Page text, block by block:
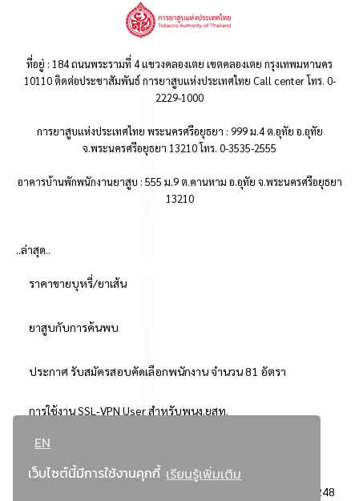
EN
เว็บไซต์นี้มีการใช้งานคุกกี้ เรียนรู้เพิ่มเติม
ที่อยู่ : 184 ถนนพระรามที่ 4 แขวงคลองเตย เขตคลองเตย กรุงเทพมหานคร
10110 ติดต่อประชาสัมพันธ์ การยาสูบแห่งประเทศไทย Call center โทร. 0-
2229-1000
การยาสูบแห่งประเทศไทย พระนครศรีอยุธยา : 999 ม.4 ต.อุทัย อ.อุทัย
จ.พระนครศรีอยุธยา 13210 โทร. 0-3535-2555
อาคารบ้านพักพนักงานยาสูบ : 555 ม.9 ต.คานหาม อ.อุทัย จ.พระนครศรีอยุธยา
13210
..ล่าสุด..
ราคาขายบุหรี่/ยาเส้น
ยาสูบกับการค้นพบ
ประกาศ รับสมัครสอบคัดเลือกพนักงาน จำนวน 81 อัตรา
การใช้งาน SSL-VPN User สำหรับพนง.ยสท.
..ยอดนิยม..
3248